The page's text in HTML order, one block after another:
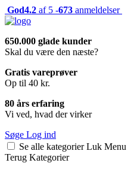
God4.2 af 5 -673 anmeldelser
650.000 glade kunder
Skal du være den næste?
Gratis vareprøver
Op til 40 kr.
80 års erfaring
Vi ved, hvad der virker
Søge Log ind
Se alle kategorier Luk Menu
Terug Kategorier